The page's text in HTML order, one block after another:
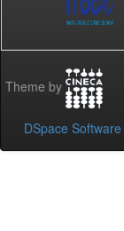
Theme by
DSpace Software